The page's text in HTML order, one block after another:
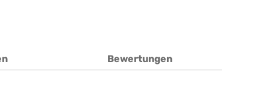
Bewertungen